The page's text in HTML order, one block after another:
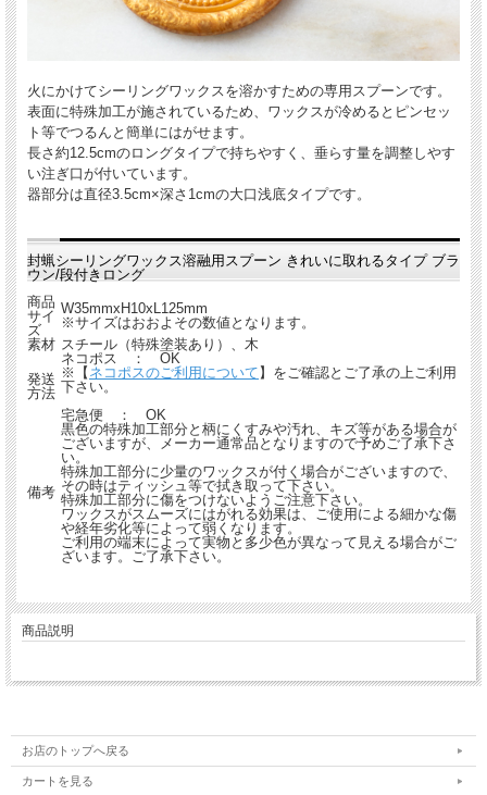
火にかけてシーリングワックスを溶かすための専用スプーンです。
表面に特殊加工が施されているため、ワックスが冷めるとピンセッ
ト等でつるんと簡単にはがせます。
長さ約12.5cmのロングタイプで持ちやすく、垂らす量を調整しやす
い注ぎ口が付いています。
器部分は直径3.5cm×深さ1cmの大口浅底タイプです。
封蝋シーリングワックス溶融用スプーン きれいに取れるタイプ ブラ
ウン/段付きロング
商品
サイ
ズ
W35mmxH10xL125mm
※サイズはおおよその数値となります。
素材 スチール（特殊塗装あり）、木
発送
方法
ネコポス ： OK
※【 ネコポスのご利用について 】をご確認とご了承の上ご利用
下さい。
宅急便 ： OK
備考
黒色の特殊加工部分と柄にくすみや汚れ、キズ等がある場合が
ございますが、メーカー通常品となりますので予めご了承下さ
い。
特殊加工部分に少量のワックスが付く場合がございますので、
その時はティッシュ等で拭き取って下さい。
特殊加工部分に傷をつけないようご注意下さい。
ワックスがスムーズにはがれる効果は、ご使用による細かな傷
や経年劣化等によって弱くなります。
ご利用の端末によって実物と多少色が異なって見える場合がご
ざいます。ご了承下さい。
商品説明
お店のトップへ戻る
カートを見る